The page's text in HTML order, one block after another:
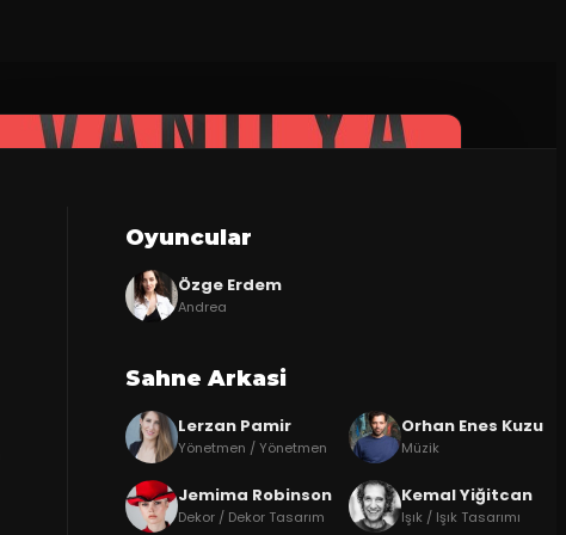
Oyuncular
Özge Erdem
Andrea
Sahne Arkasi
Lerzan Pamir
Yönetmen / Yönetmen
Orhan Enes Kuzu
Müzik
Jemima Robinson
Dekor / Dekor Tasarım
Kemal Yiğitcan
Işık / Işık Tasarımı